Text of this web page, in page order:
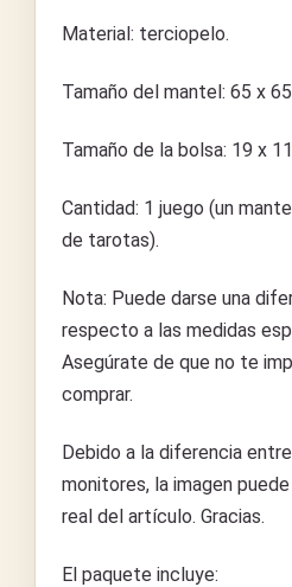
Material: terciopelo.
Tamaño del mantel: 65 x
Tamaño de la bolsa: 19 x
Cantidad: 1 juego (un
de tarotas).
Nota: Puede darse una
respecto a las medidas
Asegúrate de que no te
comprar.
Debido a la diferencia
monitores, la imagen
real del artículo. Gracias.
El paquete incluye: